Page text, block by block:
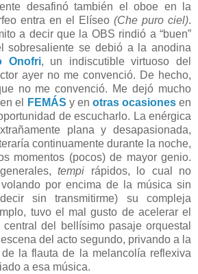
desafinó también el oboe en la
entra en el Elíseo (Che puro ciel).
a decir que la OBS rindió a “buen”
sobresaliente se debió a la anodina
Onofri, un indiscutible virtuoso del
ayer no me convenció. De hecho,
no me convenció. Me dejó mucho
el
FEMÁS y en otras ocasionesen
de escucharlo. La enérgica
plana y desapasionada,
continuamente durante la noche,
momentos (pocos) de mayor genio.
tempi rápidos, lo cual no
por encima de la música sin
sin transmitirme) su compleja
tuvo el mal gusto de acelerar el
del bellísimo pasaje orquestal
del acto segundo, privando a la
la flauta de la melancolía reflexiva
a esa música.